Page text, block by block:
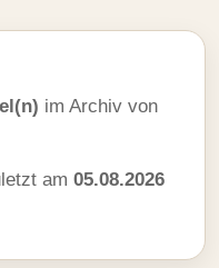
im Archiv von
am 05.08.2026